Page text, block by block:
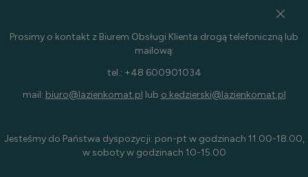
Prosimy o kontakt z Biurem Obsługi Klienta drogą telefoniczną lub
mailową:
tel.: +48 600901034
mail: biuro@lazienkomat.pl lub o.kedzierski@lazienkomat.pl
Jesteśmy do Państwa dyspozycji: pon-pt w godzinach 11.00-18.00,
w soboty w godzinach 10-15.00